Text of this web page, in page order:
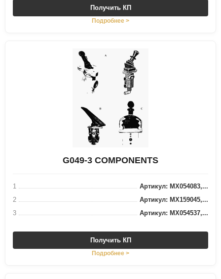
Получить КП
Подробнее >
G049-3 COMPONENTS
1
Артикул: MX054083,...
2
Артикул: MX159045,...
3
Артикул: MX054537,...
Получить КП
Подробнее >